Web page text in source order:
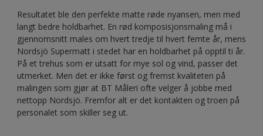
Resultatet ble den perfekte matte røde nyansen, men med
langt bedre holdbarhet. En rød komposisjonsmaling må i
gjennomsnitt males om hvert tredje til hvert femte år, mens
Nordsjö Supermatt i stedet har en holdbarhet på opptil ti år.
På et trehus som er utsatt for mye sol og vind, passer det
utmerket. Men det er ikke først og fremst kvaliteten på
malingen som gjør at BT Måleri ofte velger å jobbe med
nettopp Nordsjö. Fremfor alt er det kontakten og troen på
personalet som skiller seg ut.